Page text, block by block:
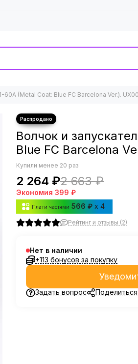
60A (Metal Coat: Blue FC Barcelona Ver.).
Волчок и
Blue FC Barcelona
Купили менее 20 раз
2 264 ₽2 663 ₽
Экономия 399 ₽
Плати частями 566 ₽ x 4
Рейтинг и отзывы (2)
Нет в наличии
+113 бонусов за покупку
Задать вопрос Поделиться